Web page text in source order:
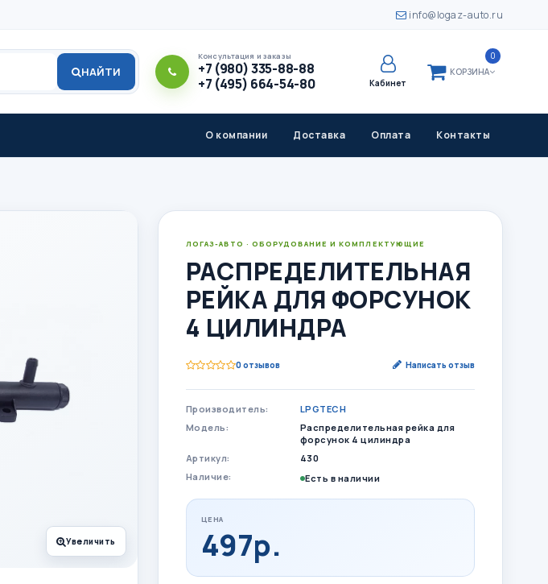
info@logaz-auto.ru
НАЙТИ
Консультация и заказы
+7 (980) 335-88-88
+7 (495) 664-54-80
Кабинет
КОРЗИНА
0
О компании Доставка Оплата Контакты
Увеличить
ЛОГАЗ-АВТО · ОБОРУДОВАНИЕ И КОМПЛЕКТУЮЩИЕ
РАСПРЕДЕЛИТЕЛЬНАЯ
РЕЙКА ДЛЯ ФОРСУНОК
4 ЦИЛИНДРА
0 отзывов Написать отзыв
Производитель:
LPGTECH
Модель:
Распределительная рейка для
форсунок 4 цилиндра
Артикул:
430
Наличие:
Есть в наличии
ЦЕНА
497р.